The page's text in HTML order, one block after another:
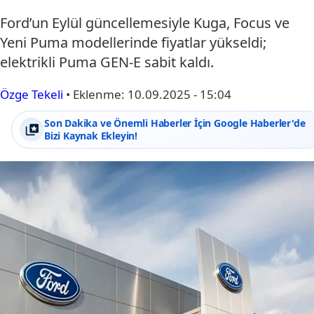
Ford’un Eylül güncellemesiyle Kuga, Focus ve
Yeni Puma modellerinde fiyatlar yükseldi;
elektrikli Puma GEN-E sabit kaldı.
Özge Tekeli • Eklenme: 10.09.2025 - 15:04
Son Dakika ve Önemli Haberler İçin Google Haberler'de
Bizi Kaynak Ekleyin!